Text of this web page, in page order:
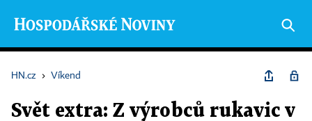
HN.cz › Víkend
Svět extra: Z výrobců rukavic v